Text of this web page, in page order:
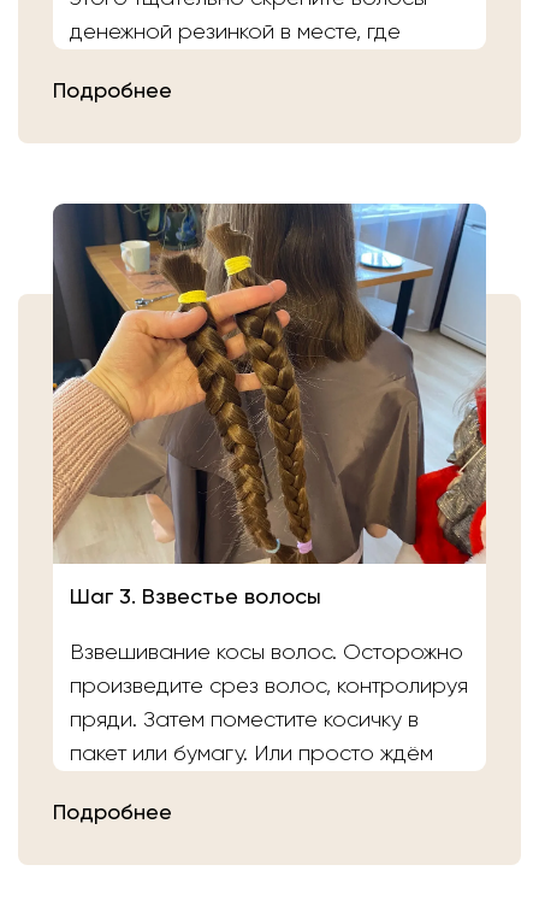
денежной резинкой в месте, где
Подробнее
Шаг 3. Взвестье волосы
Взвешивание косы волос. Осторожно
произведите срез волос, контролируя
пряди. Затем поместите косичку в
пакет или бумагу. Или просто ждём
мастера выполнят срез волос и
Подробнее